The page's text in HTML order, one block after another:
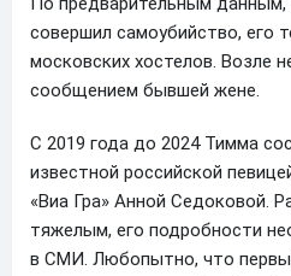
совершил самоубийство, его
московских хостелов. Возле
сообщением бывшей жене.
С 2019 года до 2024 Тимма
известной российской
«Виа Гра» Анной Седоковой.
тяжелым, его подробности
в СМИ. Любопытно, что